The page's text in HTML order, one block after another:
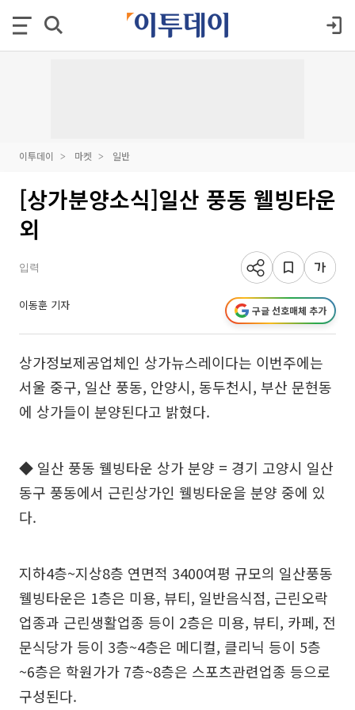
이투데이 마켓 일반
[상가분양소식]일산 풍동 웰빙타운
외
입력
이동훈 기자 구글 선호매체 추가
상가정보제공업체인 상가뉴스레이다는 이번주에는
서울 중구, 일산 풍동, 안양시, 동두천시, 부산 문현동
에 상가들이 분양된다고 밝혔다.
◆ 일산 풍동 웰빙타운 상가 분양 = 경기 고양시 일산
동구 풍동에서 근린상가인 웰빙타운을 분양 중에 있
다.
지하4층~지상8층 연면적 3400여평 규모의 일산풍동
웰빙타운은 1층은 미용, 뷰티, 일반음식점, 근린오락
업종과 근린생활업종 등이 2층은 미용, 뷰티, 카페, 전
문식당가 등이 3층~4층은 메디컬, 클리닉 등이 5층
~6층은 학원가가 7층~8층은 스포츠관련업종 등으로
구성된다.